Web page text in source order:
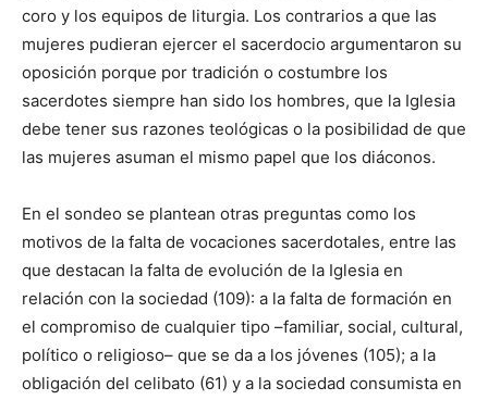
coro y los equipos de liturgia. Los contrarios a que las
mujeres pudieran ejercer el sacerdocio argumentaron su
oposición porque por tradición o costumbre los
sacerdotes siempre han sido los hombres, que la Iglesia
debe tener sus razones teológicas o la posibilidad de que
las mujeres asuman el mismo papel que los diáconos.
En el sondeo se plantean otras preguntas como los
motivos de la falta de vocaciones sacerdotales, entre las
que destacan la falta de evolución de la Iglesia en
relación con la sociedad (109): a la falta de formación en
el compromiso de cualquier tipo –familiar, social, cultural,
político o religioso– que se da a los jóvenes (105); a la
obligación del celibato (61) y a la sociedad consumista en